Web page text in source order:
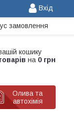
Вхід
замовлення
кошику
на 0 грн
Олива та
автохімія